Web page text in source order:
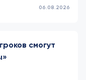
06.08.2026
смогут